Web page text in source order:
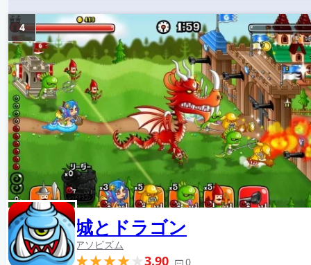
城とドラゴン
アソビズム
3.90 0
4